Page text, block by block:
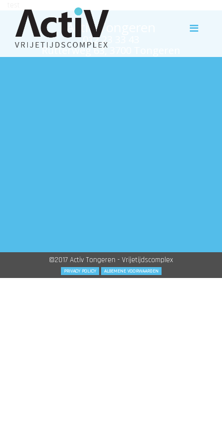
Activ Tongeren
012 23 33 43
Rutterweg 63, 3700 Tongeren
©2017 Activ Tongeren - Vrijetijdscomplex
PRIVACY POLICY ALGEMENE VOORWAARDEN